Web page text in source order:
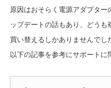
原因はおそらく電源アダプタ
ップデートの話もあり、どうも
買い替えるしかありませんでし
以下の記事を参考にサポートに